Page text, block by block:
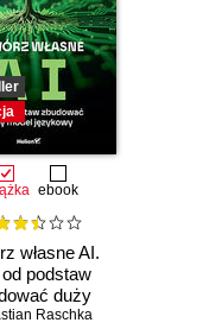
ebook
własne AI.
podstaw
duży
językowy
Raschka